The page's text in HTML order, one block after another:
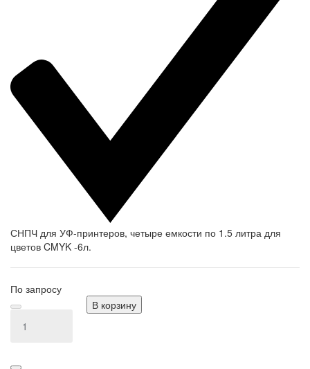
СНПЧ для УФ-принтеров, четыре емкости по 1.5 литра для
цветов CMYK -6л.
По запросу
В корзину